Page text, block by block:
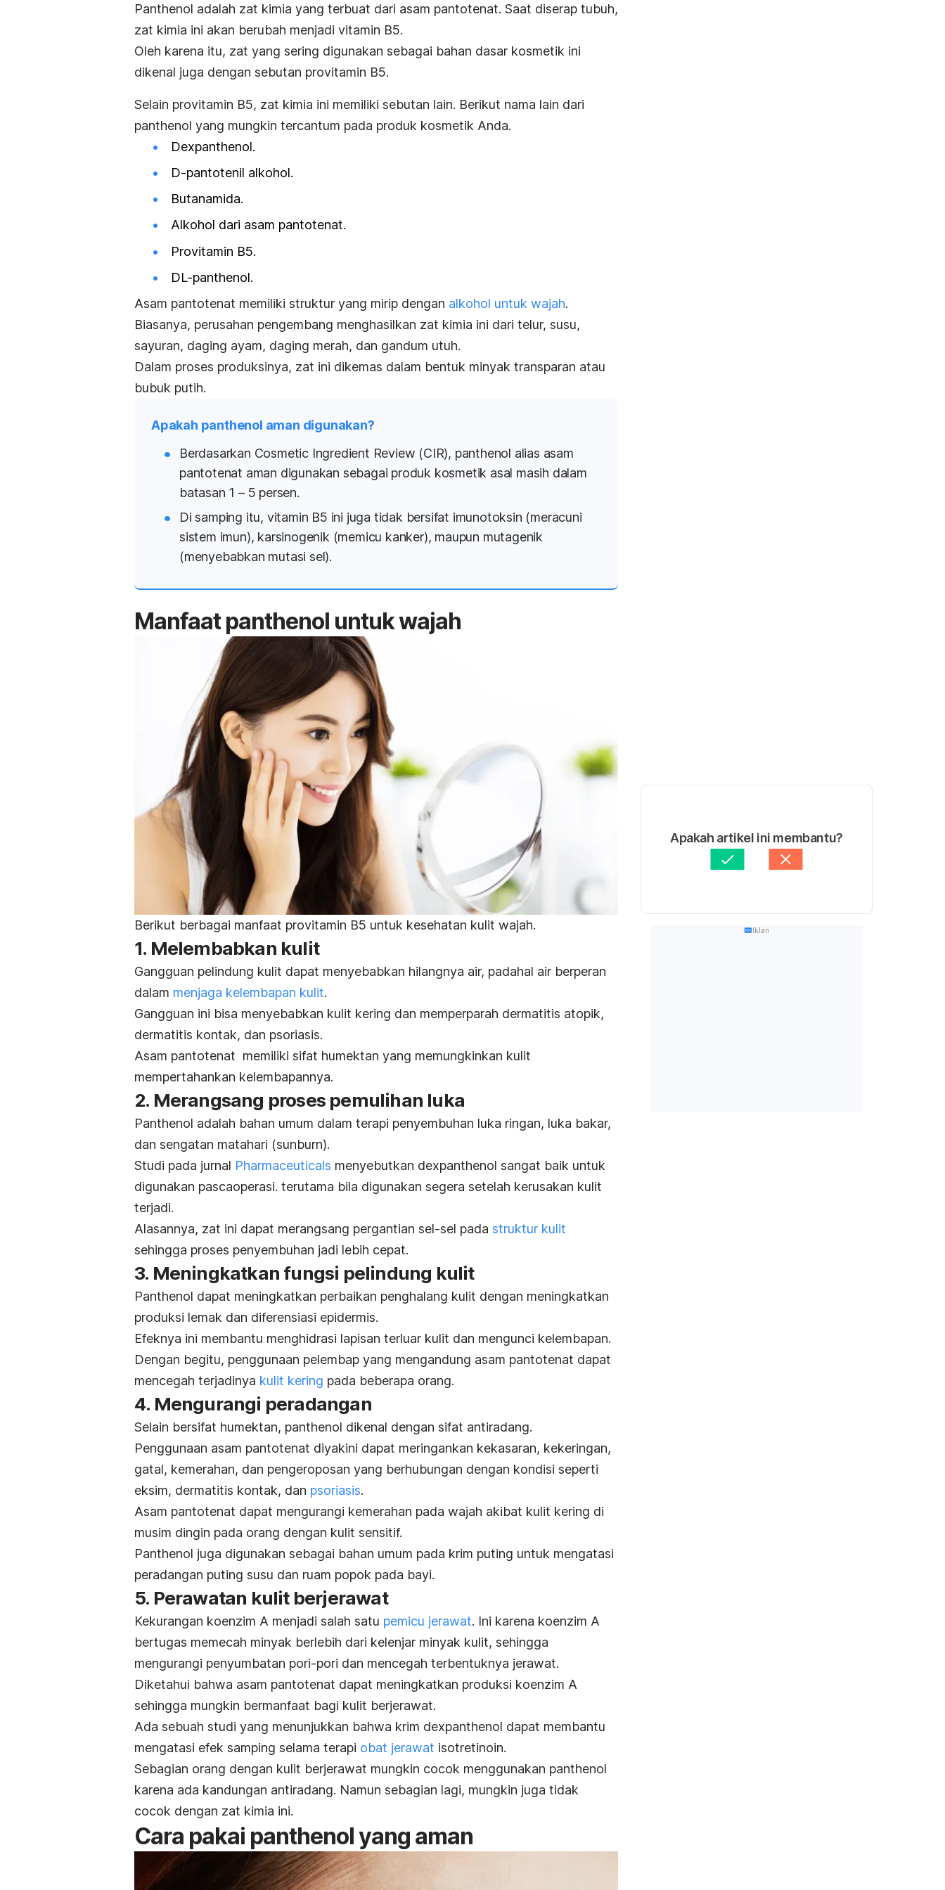
Panthenol adalah zat kimia yang terbuat dari asam pantotenat. Saat diserap tubuh,
zat kimia ini akan berubah menjadi vitamin B5.
Oleh karena itu, zat yang sering digunakan sebagai bahan dasar kosmetik ini
dikenal juga dengan sebutan provitamin B5.
Selain provitamin B5, zat kimia ini memiliki sebutan lain. Berikut nama lain dari
panthenol yang mungkin tercantum pada produk kosmetik Anda.
Dexpanthenol.
D-pantotenil alkohol.
Butanamida.
Alkohol dari asam pantotenat.
Provitamin B5.
DL-panthenol.
Asam pantotenat memiliki struktur yang mirip dengan alkohol untuk wajah.
Biasanya, perusahan pengembang menghasilkan zat kimia ini dari telur, susu,
sayuran, daging ayam, daging merah, dan gandum utuh.
Dalam proses produksinya, zat ini dikemas dalam bentuk minyak transparan atau
bubuk putih.
Apakah panthenol aman digunakan?
Berdasarkan Cosmetic Ingredient Review (CIR), panthenol alias asam
pantotenat aman digunakan sebagai produk kosmetik asal masih dalam
batasan 1 – 5 persen.
Di samping itu, vitamin B5 ini juga tidak bersifat imunotoksin (meracuni
sistem imun), karsinogenik (memicu kanker), maupun mutagenik
(menyebabkan mutasi sel).
Manfaatpanthenol untuk wajah
Berikut berbagai manfaat provitamin B5 untuk kesehatan kulit wajah.
1. Melembabkan kulit
Gangguan pelindung kulit dapat menyebabkan hilangnya air, padahal air berperan
dalam menjaga kelembapan kulit.
Gangguan ini bisa menyebabkan kulit kering dan memperparah dermatitis atopik,
dermatitis kontak, dan psoriasis.
Asam pantotenat memiliki sifat humektan yang memungkinkan kulit
mempertahankan kelembapannya.
2. Merangsang proses pemulihan luka
Panthenol adalah bahan umum dalam terapi penyembuhan luka ringan, luka bakar,
dan sengatan matahari (sunburn).
Studi pada jurnal Pharmaceuticals menyebutkan dexpanthenol sangat baik untuk
digunakan pascaoperasi. terutama bila digunakan segera setelah kerusakan kulit
terjadi.
Alasannya, zat ini dapat merangsang pergantian sel-sel pada struktur kulit
sehingga proses penyembuhan jadi lebih cepat.
3. Meningkatkan fungsi pelindung kulit
Panthenol dapat meningkatkan perbaikan penghalang kulit dengan meningkatkan
produksi lemak dan diferensiasi epidermis.
Efeknya ini membantu menghidrasi lapisan terluar kulit dan mengunci kelembapan.
Dengan begitu, penggunaan pelembap yang mengandung asam pantotenat dapat
mencegah terjadinya kulit kering pada beberapa orang.
4. Mengurangi peradangan
Selain bersifat humektan, panthenol dikenal dengan sifat antiradang.
Penggunaan asam pantotenat diyakini dapat meringankan kekasaran, kekeringan,
gatal, kemerahan, dan pengeroposan yang berhubungan dengan kondisi seperti
eksim, dermatitis kontak, dan psoriasis.
Asam pantotenat dapat mengurangi kemerahan pada wajah akibat kulit kering di
musim dingin pada orang dengan kulit sensitif.
Panthenol juga digunakan sebagai bahan umum pada krim puting untuk mengatasi
peradangan puting susu dan ruam popok pada bayi.
5. Perawatan kulit berjerawat
Kekurangan koenzim A menjadi salah satu pemicu jerawat. Ini karena koenzim A
bertugas memecah minyak berlebih dari kelenjar minyak kulit, sehingga
mengurangi penyumbatan pori-pori dan mencegah terbentuknya jerawat.
Diketahui bahwa asam pantotenat dapat meningkatkan produksi koenzim A
sehingga mungkin bermanfaat bagi kulit berjerawat.
Ada sebuah studi yang menunjukkan bahwa krim dexpanthenol dapat membantu
mengatasi efek samping selama terapi obat jerawat isotretinoin.
Sebagian orang dengan kulit berjerawat mungkin cocok menggunakan panthenol
karena ada kandungan antiradang. Namun sebagian lagi, mungkin juga tidak
cocok dengan zat kimia ini.
Cara pakai panthenolyang aman
Apakah artikel ini membantu?
Iklan